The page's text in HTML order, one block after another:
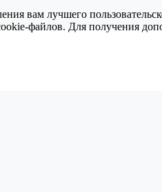
вам лучшего
файлов. Для получения